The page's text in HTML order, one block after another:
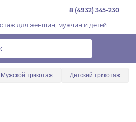
8 (4932) 345-230
для женщин, мужчин и детей
Мужской трикотаж Детский трикотаж